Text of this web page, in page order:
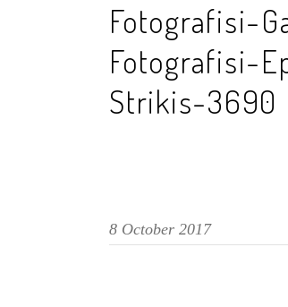
Fotografisi-
Fotografisi-
Strikis-3690
8 October 2017